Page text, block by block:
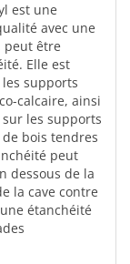
est une
avec une
peut être
Elle est
supports
calcaire, ainsi
les supports
bois tendres
peut
dessous de la
la cave contre
étanchéité